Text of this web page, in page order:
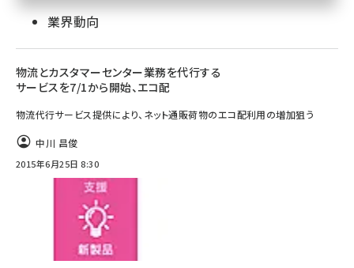
業界動向
物流とカスタマーセンター業務を代行する
サービスを7/1から開始、エコ配
物流代行サービス提供により、ネット通販荷物のエコ配利用の増加狙う
中川 昌俊
2015年6月25日 8:30
参加登録はこちら↑